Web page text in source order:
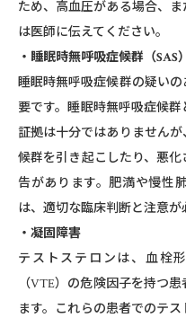
ため、⾼⾎圧がある場合、
は医師に伝えてください。
・睡眠時無呼吸症候群（SAS）
睡眠時無呼吸症候群の疑い
要です。睡眠時無呼吸症候
証拠は十分ではありません
候群を引き起こしたり、悪
告があります。肥満や慢性
は、適切な臨床判断と注意が
・凝固障害
テストステロンは、血栓
（VTE）の危険因子を持つ
ます。これらの患者でのテ